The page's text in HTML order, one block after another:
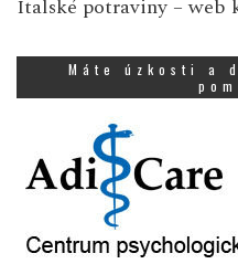
Italské potraviny – web
Máte úzkosti a